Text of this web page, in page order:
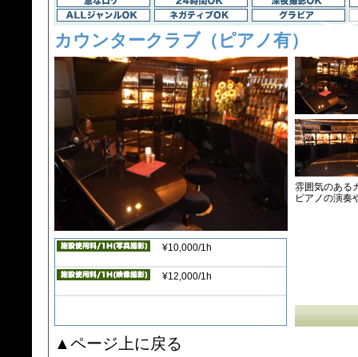
カウンタークラブ（ピアノ有）
¥10,000/1h
¥12,000/1h
雰囲気のある
ピアノの演奏
▲ページ上に戻る